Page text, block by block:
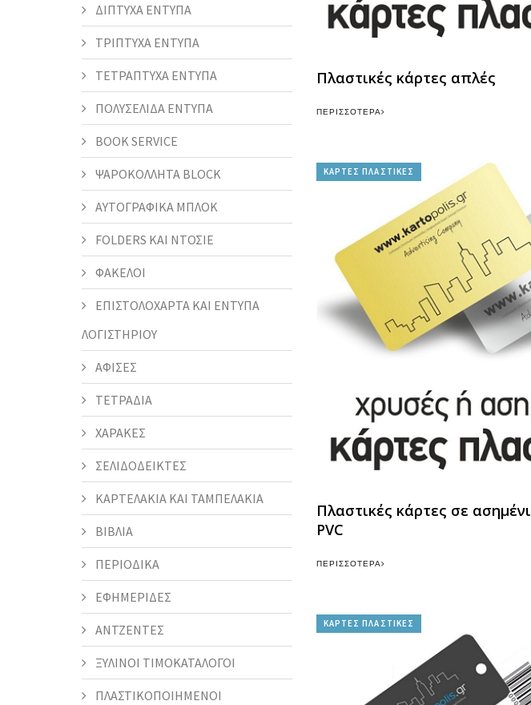
ΔΙΠΤΥΧΑ ΕΝΤΥΠΑ
ΤΡΙΠΤΥΧΑ ΕΝΤΥΠΑ
ΤΕΤΡΑΠΤΥΧΑ ΕΝΤΥΠΑ
ΠΟΛΥΣΕΛΙΔΑ ΕΝΤΥΠΑ
BOOK SERVICE
ΨΑΡΟΚΟΛΛΗΤΑ BLOCK
ΑΥΤΟΓΡΑΦΙΚΑ ΜΠΛΟΚ
FOLDERS KAI ΝΤΟΣΙΕ
ΦΑΚΕΛΟΙ
ΕΠΙΣΤΟΛΟΧΑΡΤΑ ΚΑΙ ΕΝΤΥΠΑ
ΛΟΓΙΣΤΗΡΙΟΥ
ΑΦΙΣΕΣ
ΤΕΤΡΑΔΙΑ
ΧΑΡΑΚΕΣ
ΣΕΛΙΔΟΔΕΙΚΤΕΣ
ΚΑΡΤΕΛΑΚΙΑ ΚΑΙ ΤΑΜΠΕΛΑΚΙΑ
ΒΙΒΛΙΑ
ΠΕΡΙΟΔΙΚΑ
ΕΦΗΜΕΡΙΔΕΣ
ΑΝΤΖΕΝΤΕΣ
ΞΥΛΙΝΟΙ ΤΙΜΟΚΑΤΑΛΟΓΟΙ
ΠΛΑΣΤΙΚΟΠΟΙΗΜΕΝΟΙ
Πλαστικές κάρτες απλές
ΠΕΡΙΣΣΌΤΕΡΑ
ΚΑΡΤΕΣ ΠΛΑΣΤΙΚΕΣ
Πλαστικές κάρτες σε
PVC
ΠΕΡΙΣΣΌΤΕΡΑ
ΚΑΡΤΕΣ ΠΛΑΣΤΙΚΕΣ